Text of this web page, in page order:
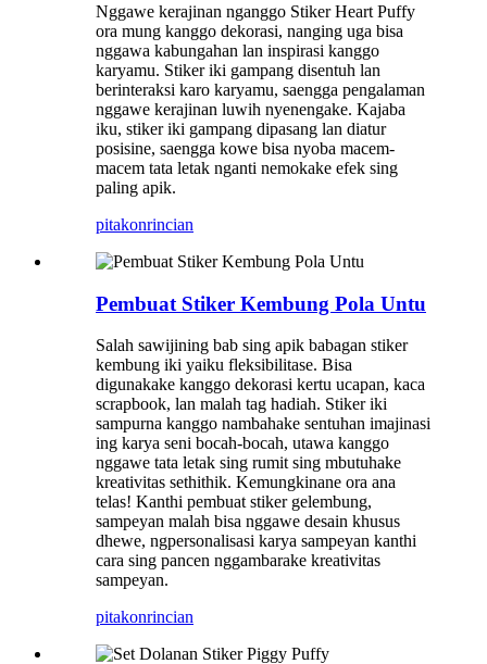
Nggawe kerajinan nganggo Stiker Heart Puffy
ora mung kanggo dekorasi, nanging uga bisa
nggawa kabungahan lan inspirasi kanggo
karyamu. Stiker iki gampang disentuh lan
berinteraksi karo karyamu, saengga pengalaman
nggawe kerajinan luwih nyenengake. Kajaba
iku, stiker iki gampang dipasang lan diatur
posisine, saengga kowe bisa nyoba macem-
macem tata letak nganti nemokake efek sing
paling apik.
pitakonrincian
Pembuat Stiker Kembung Pola Untu
Salah sawijining bab sing apik babagan stiker
kembung iki yaiku fleksibilitase. Bisa
digunakake kanggo dekorasi kertu ucapan, kaca
scrapbook, lan malah tag hadiah. Stiker iki
sampurna kanggo nambahake sentuhan imajinasi
ing karya seni bocah-bocah, utawa kanggo
nggawe tata letak sing rumit sing mbutuhake
kreativitas sethithik. Kemungkinane ora ana
telas! Kanthi pembuat stiker gelembung,
sampeyan malah bisa nggawe desain khusus
dhewe, ngpersonalisasi karya sampeyan kanthi
cara sing pancen nggambarake kreativitas
sampeyan.
pitakonrincian